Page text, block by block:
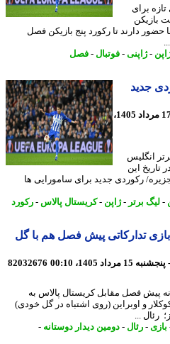
دارند تا رکورد پنج بازیکن فصل
ژاپنی -فوتبال-فصل
2 روز پیش - شنبه 17 مرداد 1405،
انگلیس
تاریخ این
در لیگ جزیره/ رکوردی جدید برای سامورایی ها
برتر - ژاپن- کریستال پالاس-رکورد
تدارکاتی پیش فصل هم با گل
82032676
فصل مقابل کریستال پالاس به
و اوبراین (روی اشتباه در گل خودی)
...
- رئال -دومین دیدار دوستانه-